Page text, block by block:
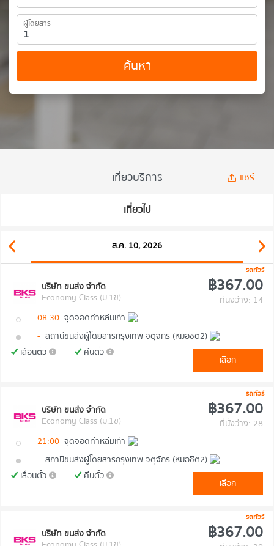
ผู้โดยสาร
ค้นหา
เที่ยวบริการ แชร์
เที่ยวไป
ส.ค. 10, 2026
รถทัวร์
บริษัท ขนส่ง จำกัด
Economy Class (ม.1ข)
฿367.00
ที่นั่งว่าง: 14
08:30 จุดจอดท่าหล่มเก่า
- สถานีขนส่งผู้โดยสารกรุงเทพ จตุจักร (หมอชิต2)
เลื่อนตั๋ว
คืนตั๋ว
เลือก
รถทัวร์
บริษัท ขนส่ง จำกัด
Economy Class (ม.1ข)
฿367.00
ที่นั่งว่าง: 28
21:00 จุดจอดท่าหล่มเก่า
- สถานีขนส่งผู้โดยสารกรุงเทพ จตุจักร (หมอชิต2)
เลื่อนตั๋ว
คืนตั๋ว
เลือก
รถทัวร์
บริษัท ขนส่ง จำกัด
฿367.00